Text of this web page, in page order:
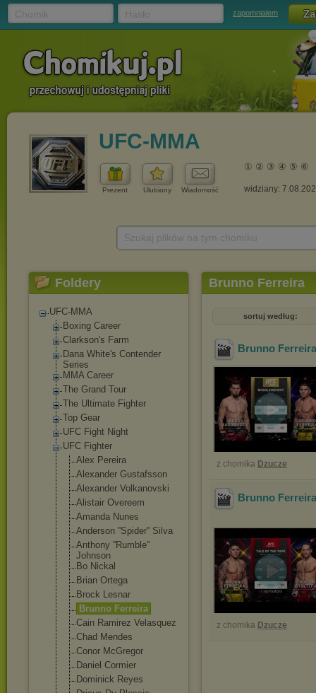
zapomniałem
UFC-MMA
Prezent Ulubiony Wiadomość
① ② ③ ④ ⑤ ⑥
widziany:
Foldery
UFC-MMA
Boxing Career
Clarkson's Farm
Dana White's Contender
Series
MMA Career
The Grand Tour
The Ultimate Fighter
Top Gear
UFC Fight Night
UFC Fighter
Alex Pereira
Alexander Gustafsson
Alexander Volkanovski
Alistair Overeem
Amanda Nunes
Anderson ''Spider'' Silva
Anthony ''Rumble''
Johnson
Bo Nickal
Brian Ortega
Brock Lesnar
Brunno Ferreira
Cain Ramirez Velasquez
Chad Mendes
Conor McGregor
Daniel Cormier
Dominick Reyes
Brunno Ferreira
sortuj według:
Brunno
z chomika Dzucze
Brunno
z chomika Dzucze